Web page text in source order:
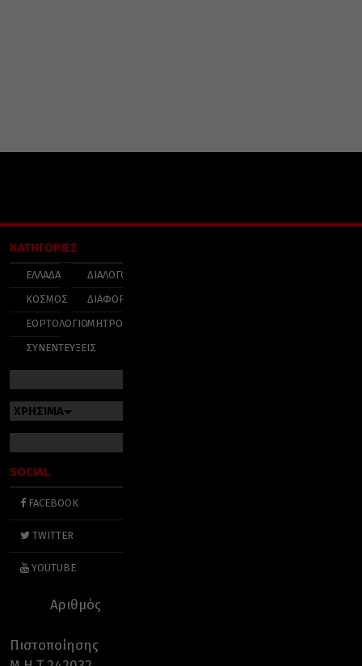
ΚΑΤΗΓΟΡΙΕΣ
ΕΛΛΑΔΑ
ΚΟΣΜΟΣ
ΕΟΡΤΟΛΟΓΙΟ
ΣΥΝΕΝΤΕΥΞΕΙΣ
ΔΙΑΛΟΓΟΣ
ΔΙΑΦΟΡΑ
ΜΗΤΡΟΠΟΛΕΙΣ
ΧΡΗΣΙΜΑ
SOCIAL
FACEBOOK
TWITTER
YOUTUBE
Αριθμός
Πιστοποίησης